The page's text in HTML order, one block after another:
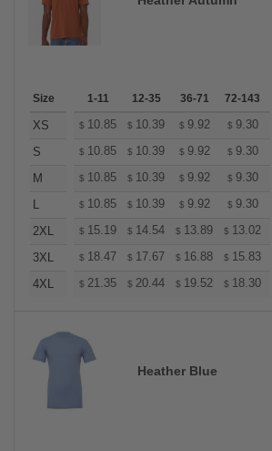
Size 1-11 12-35 36-71 72-143
XS $ 10.85 $ 10.39 $ 9.92 $ 9.30
S
$ 10.85 $ 10.39 $ 9.92 $ 9.30
M
$ 10.85 $ 10.39 $ 9.92 $ 9.30
L
$ 10.85 $ 10.39 $ 9.92 $ 9.30
2XL
$ 15.19 $ 14.54 $ 13.89 $ 13.02
3XL
$ 18.47 $ 17.67 $ 16.88 $ 15.83
4XL
$ 21.35 $ 20.44 $ 19.52 $ 18.30
Heather Blue